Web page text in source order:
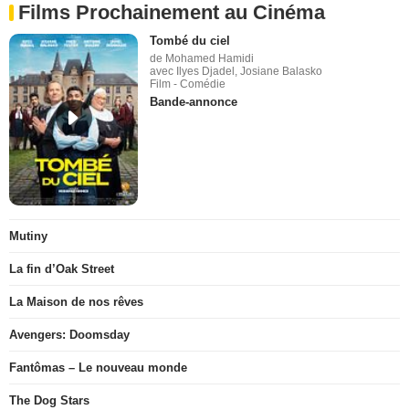
Films Prochainement au Cinéma
Tombé du ciel
de Mohamed Hamidi
avec Ilyes Djadel, Josiane Balasko
Film - Comédie
Bande-annonce
Mutiny
La fin d’Oak Street
La Maison de nos rêves
Avengers: Doomsday
Fantômas – Le nouveau monde
The Dog Stars